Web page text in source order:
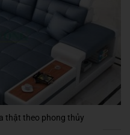
thật theo phong thủy